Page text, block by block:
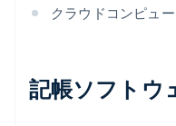
クラウドコンピュ
記帳ソフトウ